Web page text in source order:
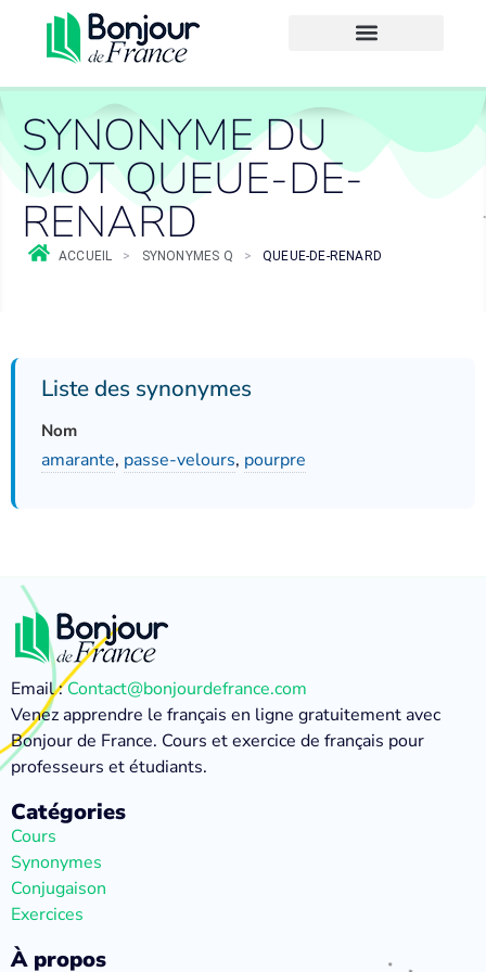
SYNONYME DU
MOT QUEUE-DE-
RENARD
ACCUEIL > SYNONYMES Q > QUEUE-DE-RENARD
Liste des synonymes
Nom
amarante, passe-velours, pourpre
Email :Contact@bonjourdefrance.com
Venez apprendre le français en ligne gratuitement avec
Bonjour de France. Cours et exercice de français pour
professeurs et étudiants.
Catégories
Cours
Synonymes
Conjugaison
Exercices
À propos